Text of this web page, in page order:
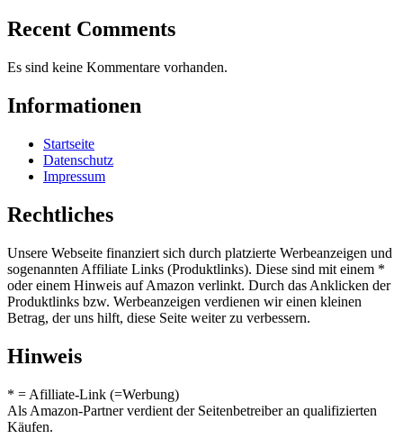
Recent Comments
Es sind keine Kommentare vorhanden.
Informationen
Startseite
Datenschutz
Impressum
Rechtliches
Unsere Webseite finanziert sich durch platzierte Werbeanzeigen und
sogenannten Affiliate Links (Produktlinks). Diese sind mit einem *
oder einem Hinweis auf Amazon verlinkt. Durch das Anklicken der
Produktlinks bzw. Werbeanzeigen verdienen wir einen kleinen
Betrag, der uns hilft, diese Seite weiter zu verbessern.
Hinweis
* = Afilliate-Link (=Werbung)
Als Amazon-Partner verdient der Seitenbetreiber an qualifizierten
Käufen.